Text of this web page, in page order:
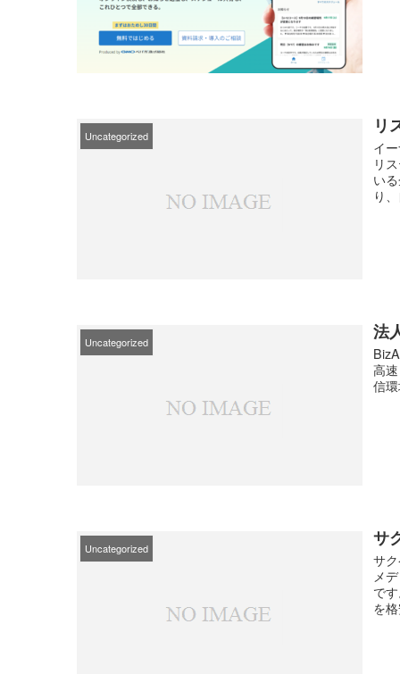
Uncategorized リ
イ
リ
い
り
Uncategorized 法
高
信
Uncategorized サ
サ
メ
で
を